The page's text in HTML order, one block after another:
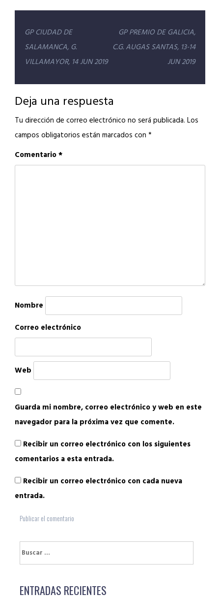
Navegación
de
entradas
GP CIUDAD DE
SALAMANCA, G.
VILLAMAYOR, 14 JUN 2019
GP PREMIO DE GALICIA,
C.G. AUGAS SANTAS, 13-14
JUN 2019
Deja una respuesta
Tu dirección de correo electrónico no será publicada. Los
campos obligatorios están marcados con *
Comentario*
Nombre
Correo electrónico
Web
Guarda mi nombre, correo electrónico y web en este
navegador para la próxima vez que comente.
Recibir un correo electrónico con los siguientes
comentarios a esta entrada.
Recibir un correo electrónico con cada nueva
entrada.
Buscar:
ENTRADAS RECIENTES